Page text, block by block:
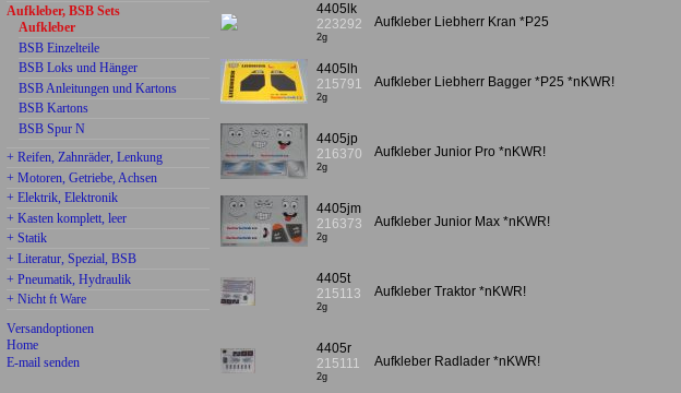
Aufkleber, BSB Sets
Aufkleber
BSB Einzelteile
BSB Loks und Hänger
BSB Anleitungen und Kartons
BSB Kartons
BSB Spur N
+ Reifen, Zahnräder, Lenkung
+ Motoren, Getriebe, Achsen
+ Elektrik, Elektronik
+ Kasten komplett, leer
+ Statik
+ Literatur, Spezial, BSB
+ Pneumatik, Hydraulik
+ Nicht ft Ware
Versandoptionen
Home
E-mail senden
4405lk
223292
2g
Aufkleber Liebherr Kran *P25
4405lh
215791
2g
Aufkleber Liebherr Bagger *P25 *nKWR!
4405jp
216370
2g
Aufkleber Junior Pro *nKWR!
4405jm
216373
2g
Aufkleber Junior Max *nKWR!
4405t
215113
2g
Aufkleber Traktor *nKWR!
4405r
215111
2g
Aufkleber Radlader *nKWR!